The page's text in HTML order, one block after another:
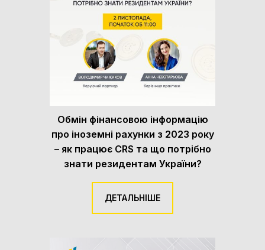
Обмін фінансовою інформацію
про іноземні рахунки з 2023 року
– як працює CRS та що потрібно
знати резидентам України?
ДЕТАЛЬНІШЕ